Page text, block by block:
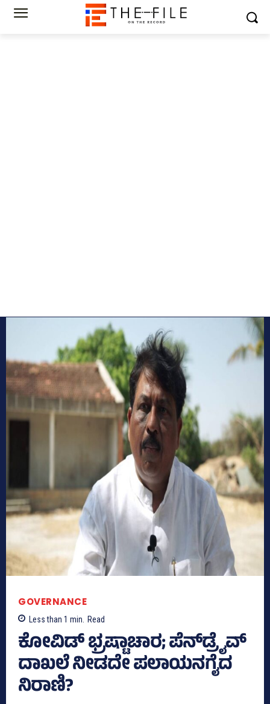
GOVERNANCE
Less than 1 min. Read
ಕೋವಿಡ್‌ ಭ್ರಷ್ಟಾಚಾರ; ಪೆನ್‌ಡ್ರೈವ್‌
ದಾಖಲೆ ನೀಡದೇ ಪಲಾಯನಗೈದ
ನಿರಾಣಿ?